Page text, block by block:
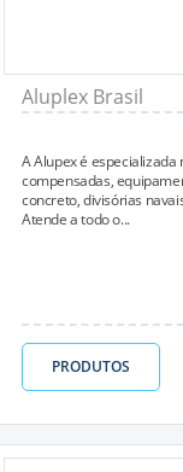
Aluplex Brasil
A Alupex é
compensadas,
concreto, divisórias
Atende a todo o...
PRODUTOS